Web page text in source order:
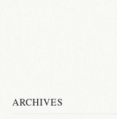
ARCHIVES